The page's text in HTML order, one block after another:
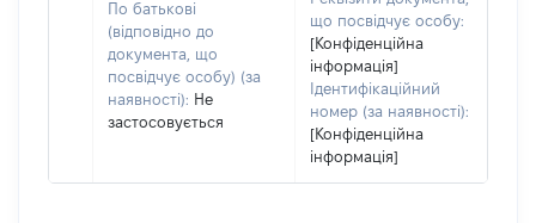
По батькові
(відповідно до
документа, що
посвідчує особу) (за
наявності): Не
застосовується
що посвідчує особу:
[Конфіденційна
інформація]
Ідентифікаційний
номер (за наявності):
[Конфіденційна
інформація]